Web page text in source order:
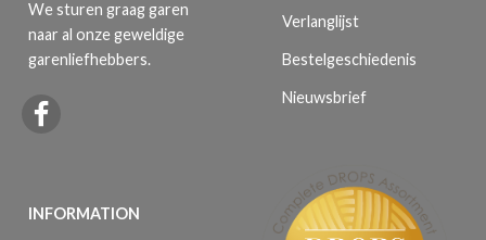
We sturen graag garen
naar al onze geweldige
garenliefhebbers.
INFORMATION
Verlanglijst
Bestelgeschiedenis
Nieuwsbrief